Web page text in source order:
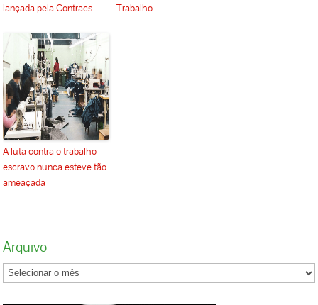
lançada pela Contracs
Trabalho
A luta contra o trabalho
escravo nunca esteve tão
ameaçada
Arquivo